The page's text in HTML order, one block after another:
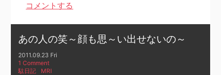
コメントする
あの人の笑～顔も思～い出せないの～
2011.09.23 Fri
1 Comment
駄日記
MRI